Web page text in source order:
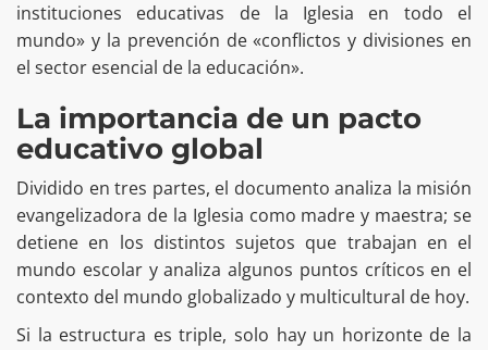
instituciones educativas de la Iglesia en todo el
mundo» y la prevención de «conflictos y divisiones en
el sector esencial de la educación».
La importancia de un pacto
educativo global
Dividido en tres partes, el documento analiza la misión
evangelizadora de la Iglesia como madre y maestra; se
detiene en los distintos sujetos que trabajan en el
mundo escolar y analiza algunos puntos críticos en el
contexto del mundo globalizado y multicultural de hoy.
Si la estructura es triple, solo hay un horizonte de la